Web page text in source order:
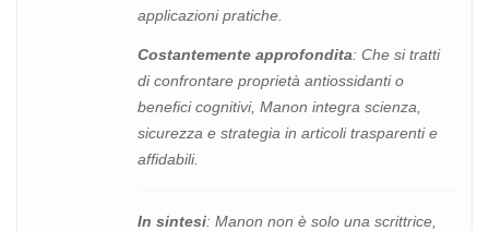
applicazioni pratiche.
Costantemente approfondita: Che si tratti
di confrontare proprietà antiossidanti o
benefici cognitivi, Manon integra scienza,
sicurezza e strategia in articoli trasparenti e
affidabili.
In sintesi: Manon non è solo una scrittrice,